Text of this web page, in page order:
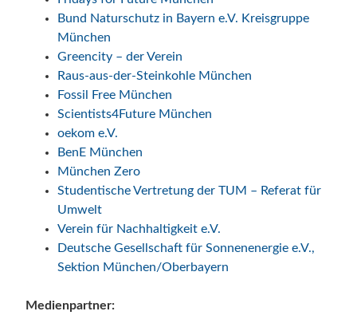
Bund Naturschutz in Bayern e.V. Kreisgruppe
München
Greencity – der Verein
Raus-aus-der-Steinkohle München
Fossil Free München
Scientists4Future München
oekom e.V.
BenE München
München Zero
Studentische Vertretung der TUM – Referat für
Umwelt
Verein für Nachhaltigkeit e.V.
Deutsche Gesellschaft für Sonnenenergie e.V.,
Sektion München/Oberbayern
Medienpartner: